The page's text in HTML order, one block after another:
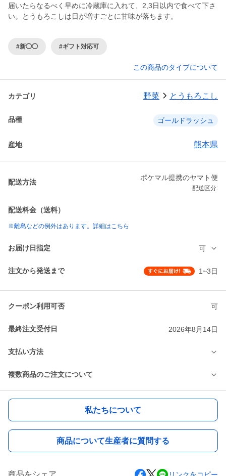
届いたらなるべく早めに冷蔵庫に入れて、2,3日以内で食べて下さ
い。とうもろこしは日が増すごとに甘味が落ちます。
#新◯◯ #ギフト対応可
この商品のタイプについて
カテゴリ 野菜 とうもろこし
品種 ゴールドラッシュ
産地 熊本県
配送方法
ポケマル提携のヤマト便
配送区分:
配送料金（送料）
※離島などの例外はあります。詳細はこちら
お届け日指定 可
注文から発送まで 1~3日
クーポン利用可否 可
最終注文受付日 2026年8月14日
支払い方法
複数商品のご注文について
私たちについて
商品について生産者に質問する